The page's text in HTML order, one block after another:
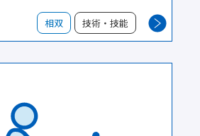
相双 技術・技能